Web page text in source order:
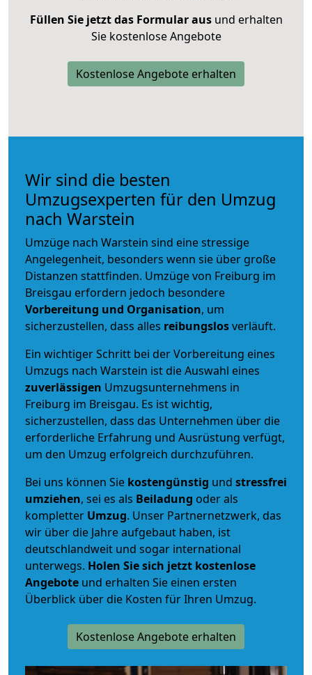
Füllen Sie jetzt das Formular ausund erhalten
Sie kostenlose Angebote
Kostenlose Angebote erhalten
Wir sind die besten
Umzugsexperten für den Umzug
nach Warstein
Umzüge nach Warstein sind eine stressige
Angelegenheit, besonders wenn sie über große
Distanzen stattfinden. Umzüge von Freiburg im
Breisgau erfordern jedoch besondere
Vorbereitung und Organisation, um
sicherzustellen, dass alles reibungslosverläuft.
Ein wichtiger Schritt bei der Vorbereitung eines
Umzugs nach Warstein ist die Auswahl eines
zuverlässigen Umzugsunternehmens in
Freiburg im Breisgau. Es ist wichtig,
sicherzustellen, dass das Unternehmen über die
erforderliche Erfahrung und Ausrüstung verfügt,
um den Umzug erfolgreich durchzuführen.
Bei uns können Sie kostengünstig und stressfrei
umziehen, sei es als Beiladung oder als
kompletter Umzug. Unser Partnernetzwerk, das
wir über die Jahre aufgebaut haben, ist
deutschlandweit und sogar international
unterwegs. Holen Sie sich jetzt kostenlose
Angebote und erhalten Sie einen ersten
Überblick über die Kosten für Ihren Umzug.
Kostenlose Angebote erhalten